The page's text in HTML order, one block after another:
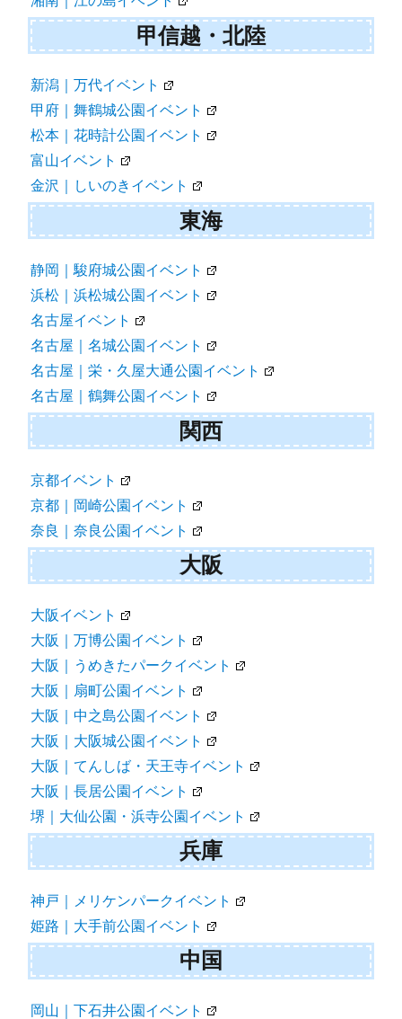
甲信越・北陸
新潟｜万代イベント
甲府｜舞鶴城公園イベント
松本｜花時計公園イベント
富山イベント
金沢｜しいのきイベント
東海
静岡｜駿府城公園イベント
浜松｜浜松城公園イベント
名古屋イベント
名古屋｜名城公園イベント
名古屋｜栄・久屋大通公園イベント
名古屋｜鶴舞公園イベント
関西
京都イベント
京都｜岡崎公園イベント
奈良｜奈良公園イベント
大阪
大阪イベント
大阪｜万博公園イベント
大阪｜うめきたパークイベント
大阪｜扇町公園イベント
大阪｜中之島公園イベント
大阪｜大阪城公園イベント
大阪｜てんしば・天王寺イベント
大阪｜長居公園イベント
堺｜大仙公園・浜寺公園イベント
兵庫
神戸｜メリケンパークイベント
姫路｜大手前公園イベント
中国
岡山｜下石井公園イベント